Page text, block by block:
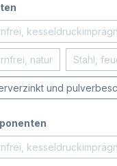
natur Stahl,
und